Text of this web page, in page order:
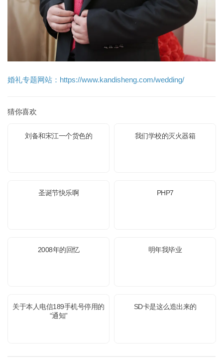
婚礼专题网站：https://www.kandisheng.com/wedding/
猜你喜欢
刘备和宋江一个货色的 我们学校的灭火器箱
圣诞节快乐啊 PHP7
2008年的回忆 明年我毕业
关于本人电信189手机号停用的
“通知”
SD卡是这么造出来的